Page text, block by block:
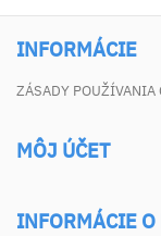
INFORMÁCIE
ZÁSADY POUŽÍVANIA
MÔJ ÚČET
INFORMÁCIE O